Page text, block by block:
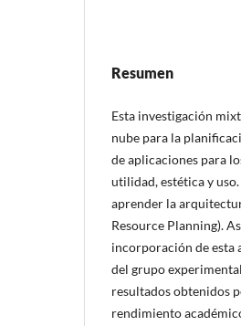
Resumen
Esta investigación
nube para la
de aplicaciones para
utilidad, estética y
aprender la
Resource Planning).
incorporación de esta
del grupo
resultados obtenidos
rendimiento